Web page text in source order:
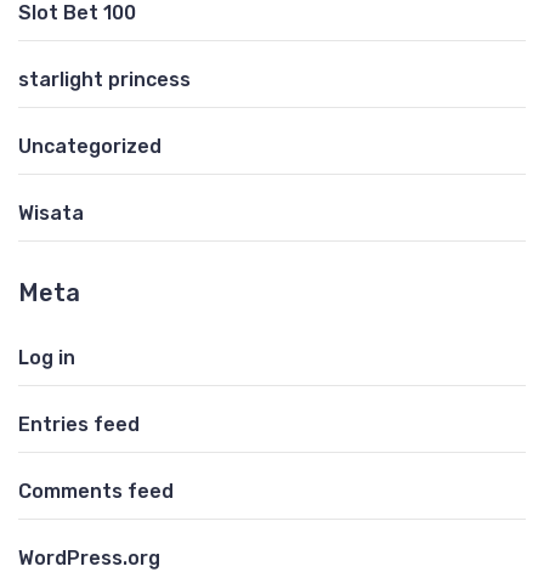
Slot Bet 100
starlight princess
Uncategorized
Wisata
Meta
Log in
Entries feed
Comments feed
WordPress.org